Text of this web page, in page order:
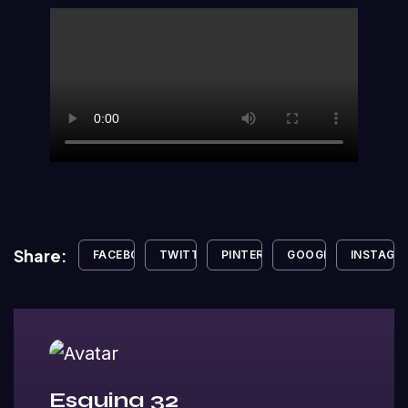
Share: FACEBOOK TWITTER PINTEREST GOOGLE+
Esquina 32